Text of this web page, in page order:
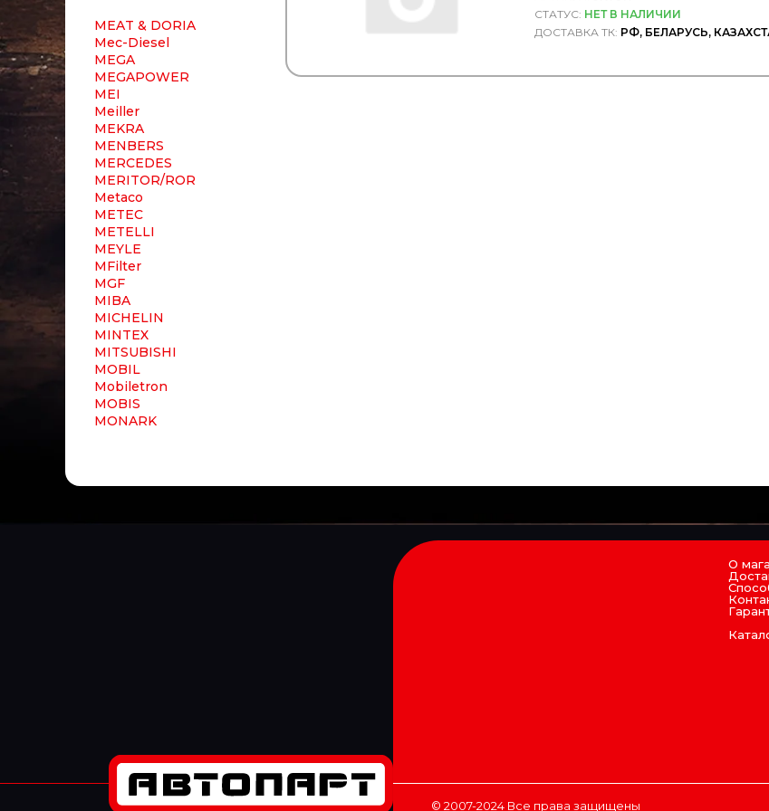
MEAT & DORIA
Mec-Diesel
MEGA
MEGAPOWER
MEI
Meiller
MEKRA
MENBERS
MERCEDES
MERITOR/ROR
Metaco
METEC
METELLI
MEYLE
MFilter
MGF
MIBA
MICHELIN
MINTEX
MITSUBISHI
MOBIL
Mobiletron
MOBIS
MONARK
MOTODOR
NGK
NIBK
NIPPARTS
СТАТУС: НЕТ В НАЛИЧИИ
ДОСТАВКА ТК: РФ, БЕЛАРУСЬ,
О
© 2007-2024 Все права защищены